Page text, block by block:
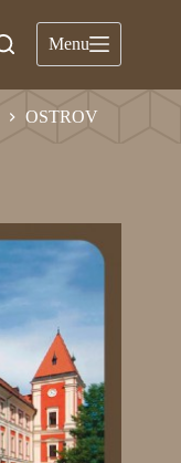
Menu
OSTROV